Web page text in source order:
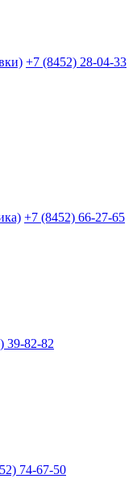
+7 (8452) 28-04-33
+7 (8452) 66-27-65
39-82-82
74-67-50